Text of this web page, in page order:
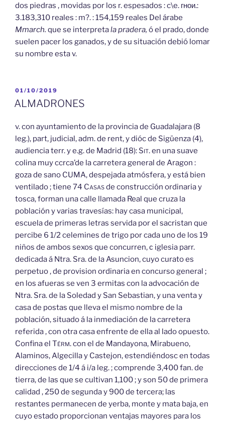
dos piedras , movidas por los r. espesados : c\e. гнои.:
3.183,310 reales : m?. : 154,159 reales Del árabe
Mmarch. que se interpretala pradera, ó el prado, donde
suelen pacer los ganados, y de su situación debió lomar
su nombre esta v.
PUBLICADO
EL
01/10/2019
ALMADRONES
v. con ayuntamiento de la provincia de Guadalajara (8
leg.), part, judicial, adm. de rent, y dióc de Sigüenza (4),
audiencia terr. y e.g. de Madrid (18): Sit.en una suave
colina muy ccrca’de la carretera general de Aragon :
goza de sano CUMA, despejada atmósfera, y está bien
ventilado ; tiene 74 Casasde construcción ordinaria y
tosca, forman una calle llamada Real que cruza la
población y varias travesías: hay casa municipal,
escuela de primeras letras servida por el sacristan que
percibe 6 1/2 celemines de trigo por cada uno de los 19
niños de ambos sexos que concurren, с iglesia parr.
dedicada á Ntra. Sra. de la Asuncion, cuyo curato es
perpetuo , de provision ordinaria en concurso general ;
en los afueras se ven 3 ermitas con la advocación de
Ntra. Sra. de la Soledad y San Sebastian, y una venta y
casa de postas que lleva el mismo nombre de la
población, situado á la inmediación de la carretera
referida , con otra casa enfrente de ella al lado opuesto.
Confina el Térm.con el de Mandayona, Mirabueno,
Alaminos, Algecilla y Castejon, estendiéndosc en todas
direcciones de 1/4 á i/a leg. ; comprende 3,400 fan. de
tierra, de las que se cultivan 1,100 ; y son 50 de primera
calidad , 250 de segunda y 900 de tercera; las
restantes permanecen de yerba, monte y mata baja, en
cuyo estado proporcionan ventajas mayores para los